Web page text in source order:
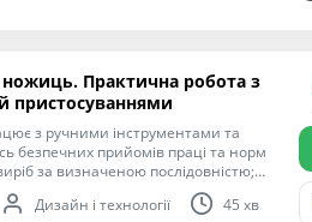
ножиць. Практична робота з
пристосуваннями
з ручними інструментами та
безпечних прийомів праці та норм
за визначеною послідовністю;
картоні; розмічає деталі на матеріалі
дотримується послідовності
Дизайн і технології 45 хв